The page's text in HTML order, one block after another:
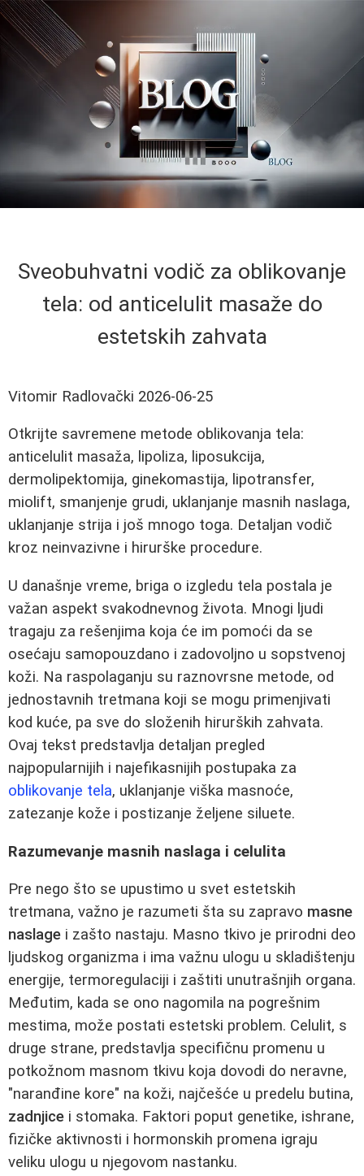
Sveobuhvatni vodič za oblikovanje
tela: od anticelulit masaže do
estetskih zahvata
Vitomir Radlovački 2026-06-25
Otkrijte savremene metode oblikovanja tela:
anticelulit masaža, lipoliza, liposukcija,
dermolipektomija, ginekomastija, lipotransfer,
miolift, smanjenje grudi, uklanjanje masnih naslaga,
uklanjanje strija i još mnogo toga. Detaljan vodič
kroz neinvazivne i hirurške procedure.
U današnje vreme, briga o izgledu tela postala je
važan aspekt svakodnevnog života. Mnogi ljudi
tragaju za rešenjima koja će im pomoći da se
osećaju samopouzdano i zadovoljno u sopstvenoj
koži. Na raspolaganju su raznovrsne metode, od
jednostavnih tretmana koji se mogu primenjivati
kod kuće, pa sve do složenih hirurških zahvata.
Ovaj tekst predstavlja detaljan pregled
najpopularnijih i najefikasnijih postupaka za
oblikovanje tela, uklanjanje viška masnoće,
zatezanje kože i postizanje željene siluete.
Razumevanje masnih naslaga i celulita
Pre nego što se upustimo u svet estetskih
tretmana, važno je razumeti šta su zapravo masne
naslage i zašto nastaju. Masno tkivo je prirodni deo
ljudskog organizma i ima važnu ulogu u skladištenju
energije, termoregulaciji i zaštiti unutrašnjih organa.
Međutim, kada se ono nagomila na pogrešnim
mestima, može postati estetski problem. Celulit, s
druge strane, predstavlja specifičnu promenu u
potkožnom masnom tkivu koja dovodi do neravne,
"naranđine kore" na koži, najčešće u predelu butina,
zadnjice i stomaka. Faktori poput genetike, ishrane,
fizičke aktivnosti i hormonskih promena igraju
veliku ulogu u njegovom nastanku.